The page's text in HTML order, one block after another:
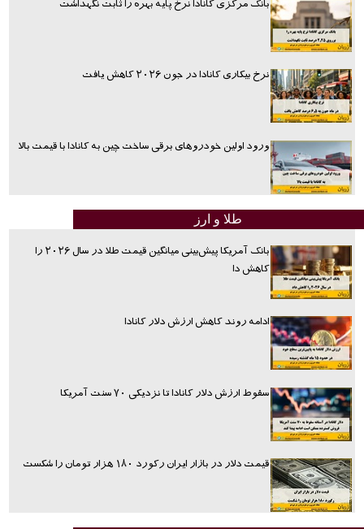
نرخ بیکاری کانادا در جون ۲۰۲۶ کاهش یافت
ورود اولین خودروهای برقی ساخت چین به کانادا با قیمت بالا
طلا و ارز
بانک آمریکا پیش‌بینی میانگین قیمت طلا در سال ۲۰۲۶ را
کاهش دا
ادامه روند کاهش ارزش دلار کانادا
سقوط ارزش دلار کانادا تا نزدیکی ۷۰ سنت آمریکا
قیمت دلار در بازار ایران رکورد ۱۸۰ هزار تومان را شکست